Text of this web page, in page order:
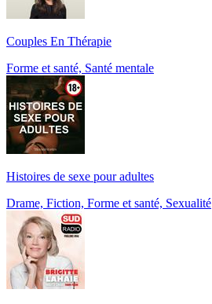
Couples En Thérapie
Forme et santé, Santé mentale
Histoires de sexe pour adultes
Drame, Fiction, Forme et santé, Sexualité